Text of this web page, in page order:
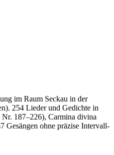
im Raum Seckau in der
254 Lieder und Gedichte in
187–226), Carmina divina
Gesängen ohne präzise Intervall-